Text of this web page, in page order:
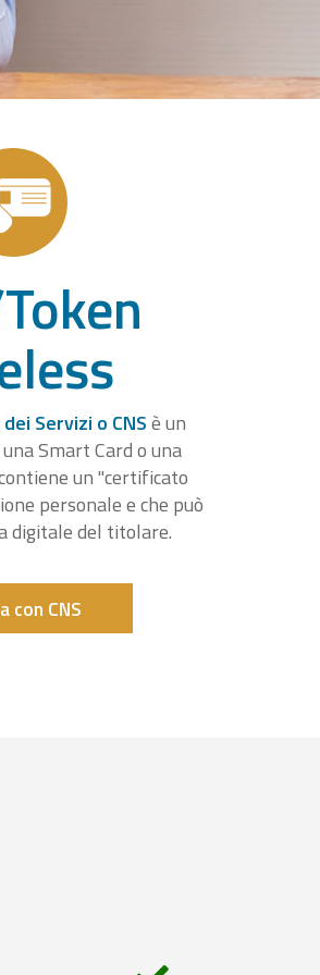
Servizi o CNSè un
Smart Card o una
un "certificato
personale e che può
digitale del titolare.
con CNS